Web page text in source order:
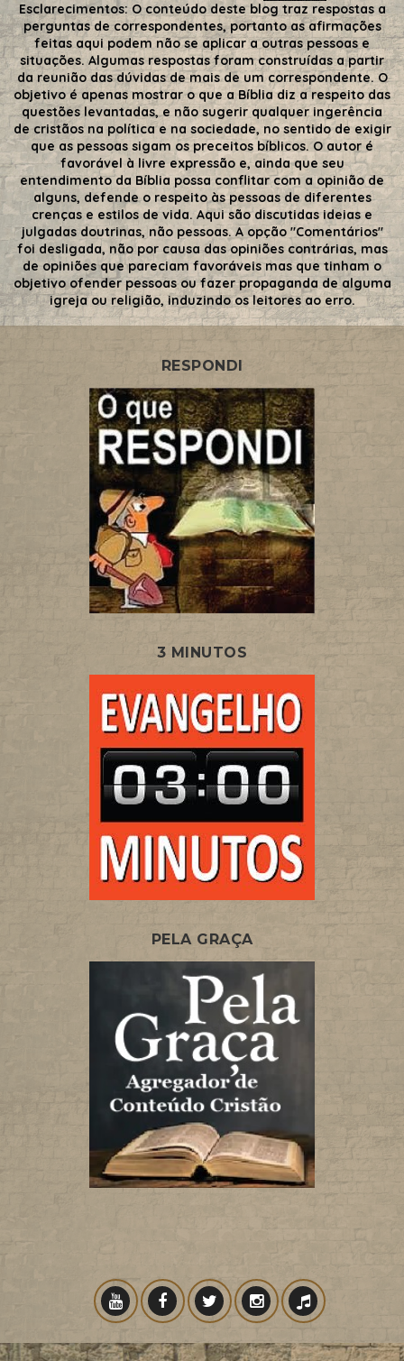
Esclarecimentos: O conteúdo deste blog traz respostas a
perguntas de correspondentes, portanto as afirmações
feitas aqui podem não se aplicar a outras pessoas e
situações. Algumas respostas foram construídas a partir
da reunião das dúvidas de mais de um correspondente. O
objetivo é apenas mostrar o que a Bíblia diz a respeito das
questões levantadas, e não sugerir qualquer ingerência
de cristãos na política e na sociedade, no sentido de exigir
que as pessoas sigam os preceitos bíblicos. O autor é
favorável à livre expressão e, ainda que seu
entendimento da Bíblia possa conflitar com a opinião de
alguns, defende o respeito às pessoas de diferentes
crenças e estilos de vida. Aqui são discutidas ideias e
julgadas doutrinas, não pessoas. A opção "Comentários"
foi desligada, não por causa das opiniões contrárias, mas
de opiniões que pareciam favoráveis mas que tinham o
objetivo ofender pessoas ou fazer propaganda de alguma
igreja ou religião, induzindo os leitores ao erro.
RESPONDI
3 MINUTOS
PELA GRAÇA